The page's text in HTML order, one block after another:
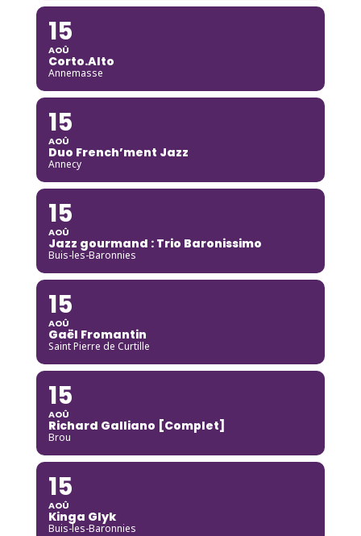
15
AOÛ
Corto.Alto
Annemasse
15
AOÛ
Duo French’ment Jazz
Annecy
15
AOÛ
Jazz gourmand : Trio Baronissimo
Buis-les-Baronnies
15
AOÛ
Gaël Fromantin
Saint Pierre de Curtille
15
AOÛ
Richard Galliano [Complet]
Brou
15
AOÛ
Kinga Glyk
Buis-les-Baronnies